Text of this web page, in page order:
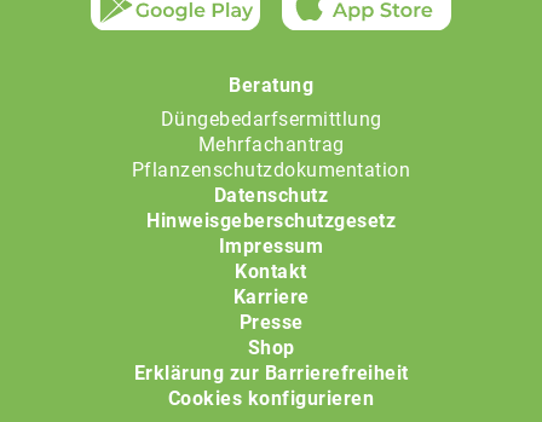
Beratung
Düngebedarfsermittlung
Mehrfachantrag
Pflanzenschutzdokumentation
Datenschutz
Hinweisgeberschutzgesetz
Impressum
Kontakt
Karriere
Presse
Shop
Erklärung zur Barrierefreiheit
Cookies konfigurieren